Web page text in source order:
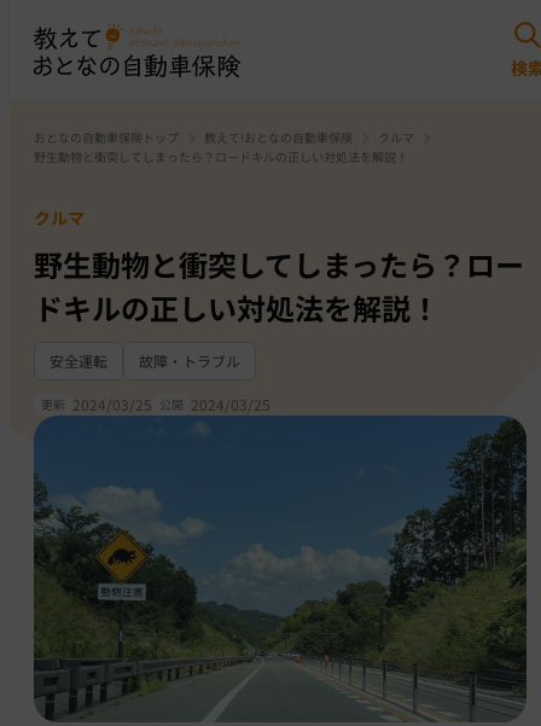
おとなの自動車保険トップ 教えて!おとなの自動車保険
クルマ
野生動物と衝突してしまったら？ロードキルの正しい対処法を解説！
クルマ
野生動物と衝突してしまったら？ロー
ドキルの正しい対処法を解説！
安全運転 故障・トラブル
更新 2024/03/25 公開 2024/03/25